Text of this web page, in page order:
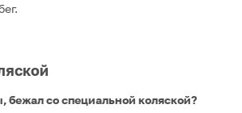
бежал со специальной коляской?